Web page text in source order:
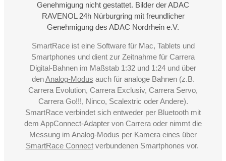
Genehmigung nicht gestattet. Bilder der ADAC
RAVENOL 24h Nürburgring mit freundlicher
Genehmigung des ADAC Nordrhein e.V.
SmartRace ist eine Software für Mac, Tablets und
Smartphones und dient zur Zeitnahme für Carrera
Digital-Bahnen im Maßstab 1:32 und 1:24 und über
denAnalog-Modus auch für analoge Bahnen (z.B.
Carrera Evolution, Carrera Exclusiv, Carrera Servo,
Carrera Go!!!, Ninco, Scalextric oder Andere).
SmartRace verbindet sich entweder per Bluetooth mit
dem AppConnect-Adapter von Carrera oder nimmt die
Messung im Analog-Modus per Kamera eines über
SmartRace Connectverbundenen Smartphones vor.